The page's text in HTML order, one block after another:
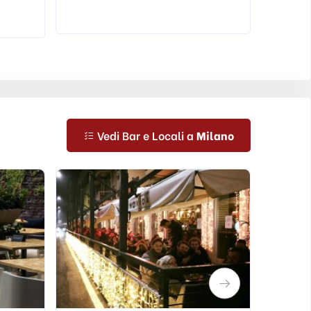
Vedi Bar e Locali a Milano